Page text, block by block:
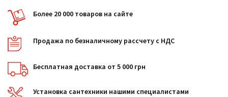
Более 20 000 товаров на сайте
Продажа по безналичному рассчету с НДС
Бесплатная доставка от 5 000 грн
Установка сантехники нашими специалистами